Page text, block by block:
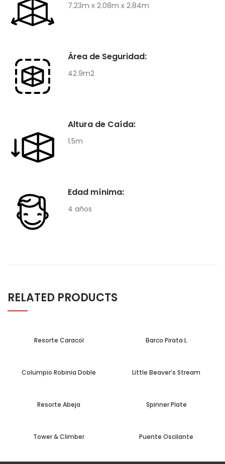
7.23m x 2.08m x 2.84m
Área de Seguridad:
42.9m2
Altura de Caída:
1.5m
Edad mínima:
4 años
RELATED PRODUCTS
Resorte Caracol Barco Pirata L
Columpio Robinia Doble Little Beaver’s Stream
Resorte Abeja Spinner Plate
Tower & Climber Puente Oscilante